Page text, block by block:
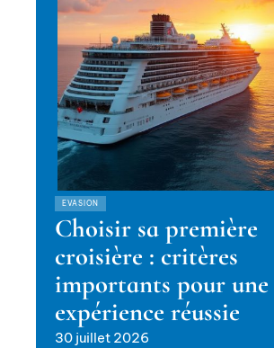
EVASION
Choisir sa première
croisière : critères
importants pour une
expérience réussie
30 juillet 2026